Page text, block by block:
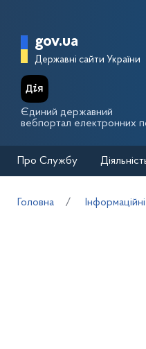
Головна
gov.ua
Державні сайти України
Єдиний державний
вебпортал електронних
Про Службу
Головна